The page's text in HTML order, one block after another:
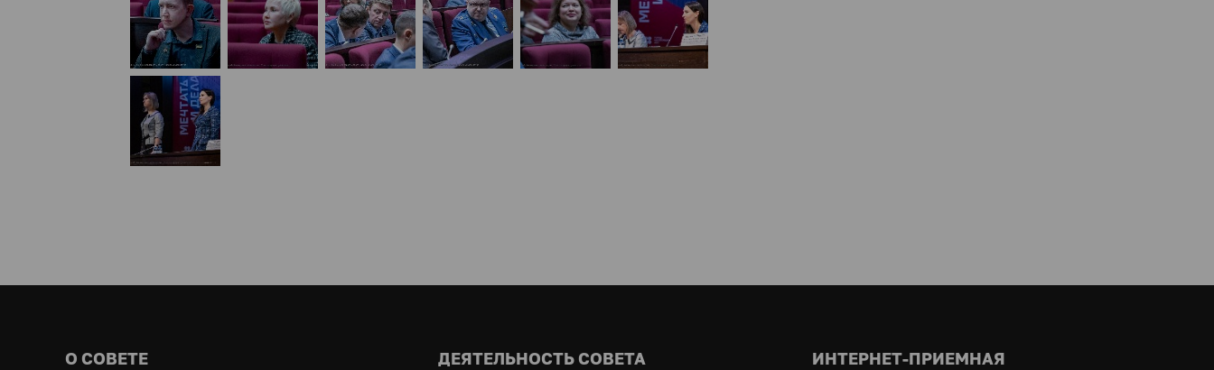
О СОВЕТЕ ДЕЯТЕЛЬНОСТЬ СОВЕТА ИНТЕРНЕТ-ПРИЕМНАЯ